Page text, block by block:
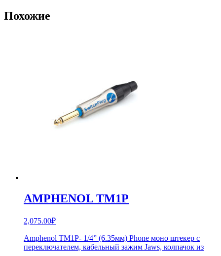
Похожие
AMPHENOL TM1P
2,075.00₽
Amphenol TM1P- 1/4” (6.35мм) Phone моно штекер с
переключателем, кабельный зажим Jaws, колпачок из